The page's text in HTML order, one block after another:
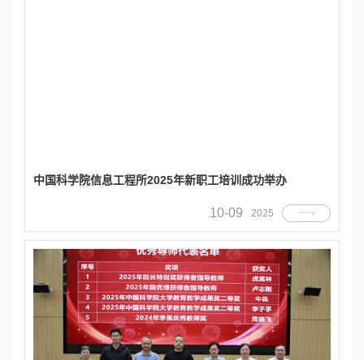
中国科学院信息工程所2025年新职工培训成功举办
10-09 2025